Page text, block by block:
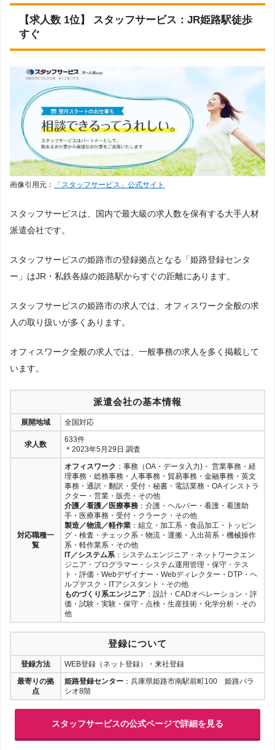
【求人数 1位】 スタッフサービス：JR姫路駅徒歩
すぐ
画像引用元： 「スタッフサービス」公式サイト
スタッフサービスは、国内で最大級の求人数を保有する大手人材
派遣会社です。
スタッフサービスの姫路市の登録拠点となる「姫路登録センタ
ー」はJR・私鉄各線の姫路駅からすぐの距離にあります。
スタッフサービスの姫路市の求人では、オフィスワーク全般の求
人の取り扱いが多くあります。
オフィスワーク全般の求人では、一般事務の求人を多く掲載して
います。
派遣会社の基本情報
展開地域 全国対応
求人数
633件
＊2023年5月29日 調査
対応職種一
覧
オフィスワーク ：事務（OA・データ入力)・ 営業事務・経
理事務・総務事務・人事事務・貿易事務・金融事務・英文
事務・通訳・翻訳・受付・秘書・電話業務・OAインストラ
クター・営業・販売・その他
介護／看護／医療事務 ：介護・ヘルパー・看護・看護助
手・医療事務・受付・クラーク・その他
製造／物流／軽作業 ：組立・加工系・食品加工・トッピン
グ・検査・チェック系・物流・運搬・入出荷系・機械操作
系・軽作業系・その他
IT／システム系 ：システムエンジニア・ネットワークエン
ジニア・プログラマー・システム運用管理・保守・テス
ト・評価・Webデザイナー・Webディレクター・DTP・ヘ
ルプデスク・ITアシスタント・その他
ものづくり系エンジニア ：設計・CADオペレーション・評
価・試験・実験・保守・点検・生産技術・化学分析・その
他
登録について
登録方法
WEB登録（ネット登録）・来社登録
最寄りの拠
点
姫路登録センター ：兵庫県姫路市南駅前町100 姫路パラ
シオ8階
スタッフサービスの公式ページで詳細を見る